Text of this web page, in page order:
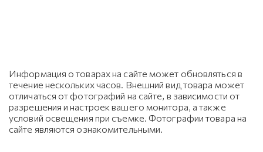
Информация о товарах на сайте может обновляться в
течение нескольких часов. Внешний вид товара может
отличаться от фотографий на сайте, в зависимости от
разрешения и настроек вашего монитора, а также
условий освещения при съемке. Фотографии товара на
сайте являются ознакомительными.